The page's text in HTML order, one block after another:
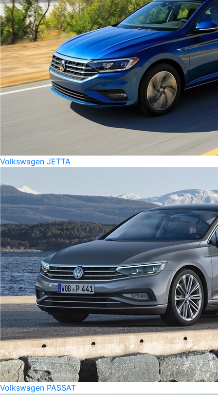
Volkswagen JETTA
Volkswagen PASSAT